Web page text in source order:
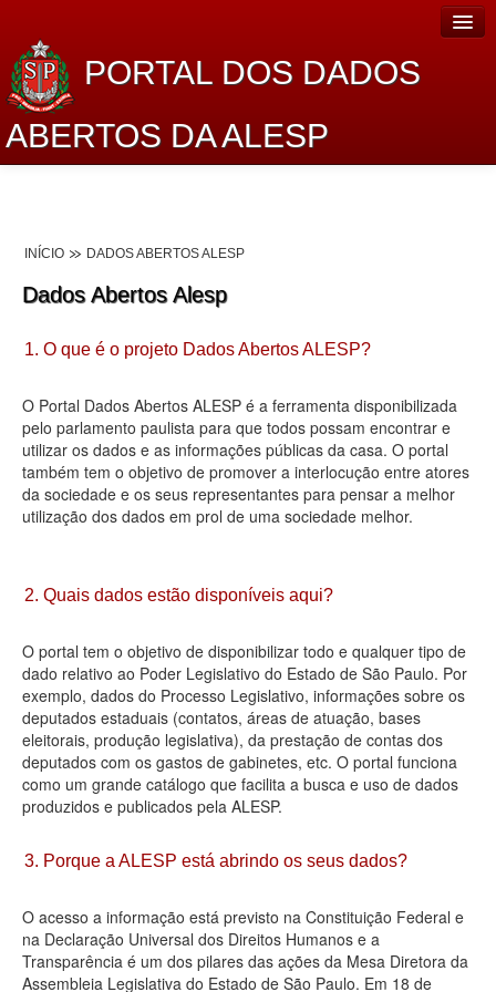
PORTAL DOS DADOS
ABERTOS DA ALESP
Lei de Acesso à Informação
Dados Governamentais Abertos
Planejamento
Catálogo de dados
Processo Legislativo
Deputados Estaduais
Agenda
Perguntas frequentes
Contato
INÍCIO DADOS ABERTOS ALESP
Dados Abertos Alesp
1. O que é o projeto Dados Abertos ALESP?
O Portal Dados Abertos ALESP é a ferramenta disponibilizada
pelo parlamento paulista para que todos possam encontrar e
utilizar os dados e as informações públicas da casa. O portal
também tem o objetivo de promover a interlocução entre atores
da sociedade e os seus representantes para pensar a melhor
utilização dos dados em prol de uma sociedade melhor.
2. Quais dados estão disponíveis aqui?
O portal tem o objetivo de disponibilizar todo e qualquer tipo de
dado relativo ao Poder Legislativo do Estado de São Paulo. Por
exemplo, dados do Processo Legislativo, informações sobre os
deputados estaduais (contatos, áreas de atuação, bases
eleitorais, produção legislativa), da prestação de contas dos
deputados com os gastos de gabinetes, etc. O portal funciona
como um grande catálogo que facilita a busca e uso de dados
produzidos e publicados pela ALESP.
3. Porque a ALESP está abrindo os seus dados?
O acesso a informação está previsto na Constituição Federal e
na Declaração Universal dos Direitos Humanos e a
Transparência é um dos pilares das ações da Mesa Diretora da
Assembleia Legislativa do Estado de São Paulo. Em 18 de